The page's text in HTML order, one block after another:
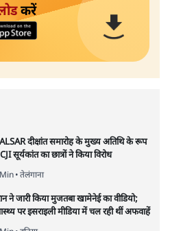
करें
दीक्षांत समारोह के मुख्य अतिथि के रूप
सूर्यकांत का छात्रों ने किया विरोध
• तेलंगाना
ने जारी किया मुजतबा खामेनेई का वीडियो;
पर इसराइली मीडिया में चल रही थीं अफवाहें